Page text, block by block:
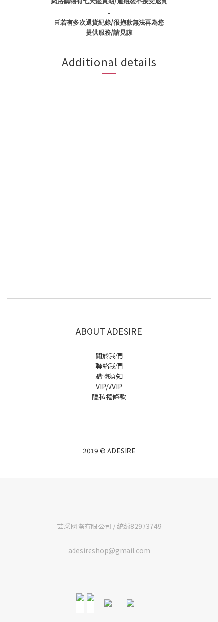
-
🛒若有多次退貨紀錄/很抱歉無法再為您
提供服務/請見諒
Additional details
ABOUT ADESIRE
關於我們
聯絡我們
購物須知
VIP/VVIP
隱私權條款
2019 © ADESIRE
芸采國際有限公司 / 統編82973749
adesireshop@gmail.com